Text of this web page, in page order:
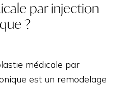
par injection
?
médicale par
est un remodelage